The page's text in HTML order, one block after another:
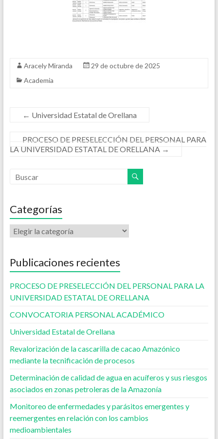
Aracely Miranda
29 de octubre de 2025
Academia
← Universidad Estatal de Orellana
PROCESO DE PRESELECCIÓN DEL PERSONAL PARA
LA UNIVERSIDAD ESTATAL DE ORELLANA →
Categorías
Publicaciones recientes
PROCESO DE PRESELECCIÓN DEL PERSONAL PARA LA
UNIVERSIDAD ESTATAL DE ORELLANA
CONVOCATORIA PERSONAL ACADÉMICO
Universidad Estatal de Orellana
Revalorización de la cascarilla de cacao Amazónico
mediante la tecnificación de procesos
Determinación de calidad de agua en acuíferos y sus riesgos
asociados en zonas petroleras de la Amazonía
Monitoreo de enfermedades y parásitos emergentes y
reemergentes en relación con los cambios
medioambientales